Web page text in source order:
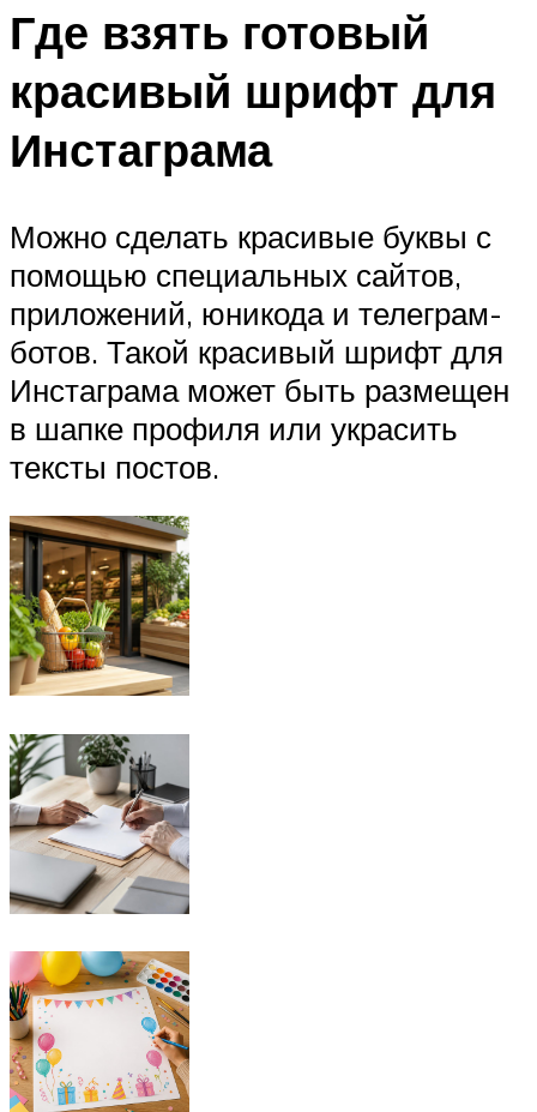
Где взять готовый
красивый шрифт для
Инстаграма
Можно сделать красивые буквы с
помощью специальных сайтов,
приложений, юникода и телеграм-
ботов. Такой красивый шрифт для
Инстаграма может быть размещен
в шапке профиля или украсить
тексты постов.